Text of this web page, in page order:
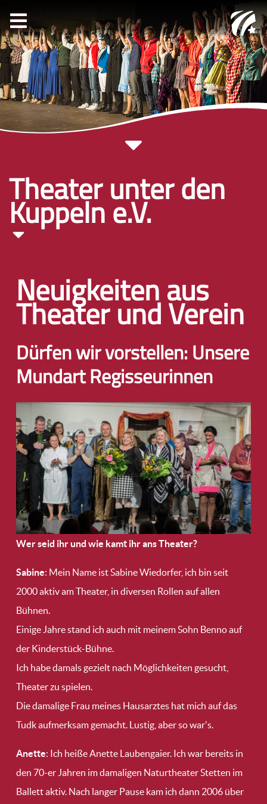
Theater unter den
Kuppeln e.V.
Neuigkeiten aus
Theater und Verein
Dürfen wir vorstellen: Unsere
Mundart Regisseurinnen
Wer seid ihr und wie kamt ihr ans Theater?
Sabine: Mein Name ist Sabine Wiedorfer, ich bin seit
2000 aktiv am Theater, in diversen Rollen auf allen
Bühnen.
Einige Jahre stand ich auch mit meinem Sohn Benno auf
der Kinderstück-Bühne.
Ich habe damals gezielt nach Möglichkeiten gesucht,
Theater zu spielen.
Die damalige Frau meines Hausarztes hat mich auf das
Tudk aufmerksam gemacht. Lustig, aber so war's.
Anette: Ich heiße Anette Laubengaier. Ich war bereits in
den 70-er Jahren im damaligen Naturtheater Stetten im
Ballett aktiv. Nach langer Pause kam ich dann 2006 über